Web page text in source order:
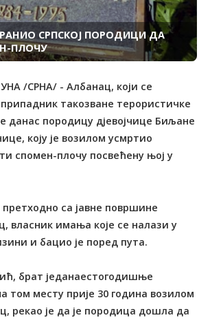
СРПСКОЈ ПОРОДИЦИ ДА
ПЛОЧУ
/СРНА/ - Албанац, који се
такозване терористичке
данас породицу дјевојчице Биљане
коју је возилом усмртио
спомен-плочу посвећену њој у
са јавне површине
власник имања које се налази у
и бацио је поред пута.
брат једанаестогодишње
том месту прије 30 година возилом
рекао је да је породица дошла да